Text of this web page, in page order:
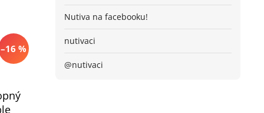
Nutiva na facebooku!
nutivaci
@nutivaci
–16 %